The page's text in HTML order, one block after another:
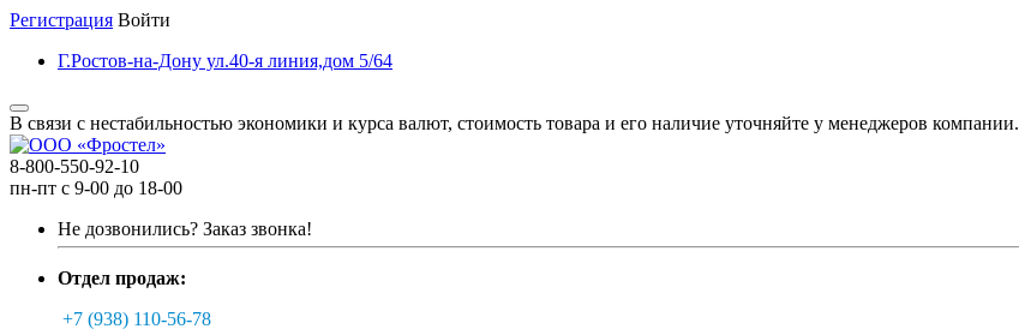
Регистрация Войти
Г.Ростов-на-Дону ул.40-я линия,дом 5/64
В связи с нестабильностью экономики и курса валют, стоимость товара и его наличие уточняйте у менеджеров компании.
8-800-550-92-10
пн-пт с 9-00 до 18-00
Не дозвонились? Заказ звонка!
Отдел продаж:
+7 (938) 110-56-78